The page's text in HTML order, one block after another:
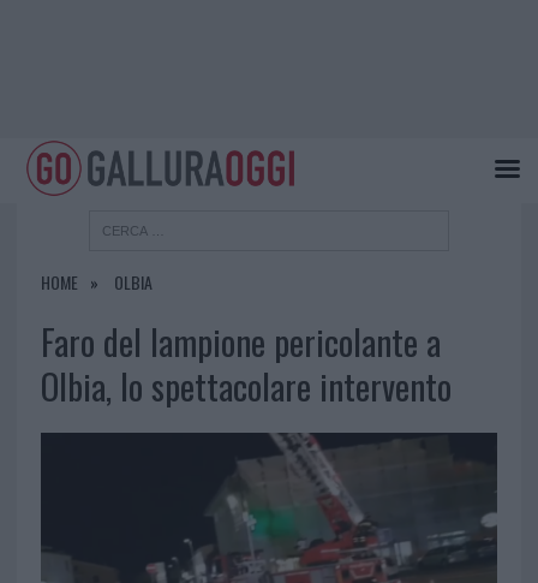
HOME OLBIA
Faro del lampione pericolante a
Olbia, lo spettacolare intervento